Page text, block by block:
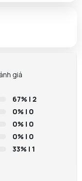
giá
67% | 2
0% | 0
0% | 0
0% | 0
33% | 1